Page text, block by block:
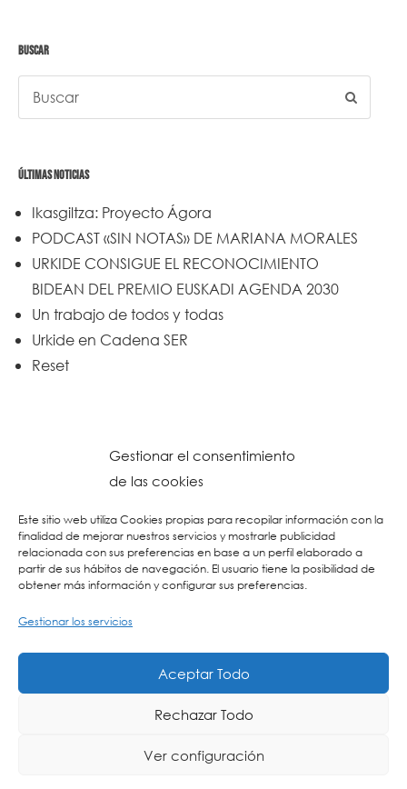
Gestionar el consentimiento
de las cookies
Este sitio web utiliza Cookies propias para recopilar información con la
finalidad de mejorar nuestros servicios y mostrarle publicidad
relacionada con sus preferencias en base a un perfil elaborado a
partir de sus hábitos de navegación. El usuario tiene la posibilidad de
obtener más información y configurar sus preferencias.
Gestionar los servicios
Aceptar Todo
Rechazar Todo
Ver configuración
BUSCAR
ÚLTIMAS NOTICIAS
Ikasgiltza: Proyecto Ágora
PODCAST «SIN NOTAS» DE MARIANA MORALES
URKIDE CONSIGUE EL RECONOCIMIENTO
BIDEAN DEL PREMIO EUSKADI AGENDA 2030
Un trabajo de todos y todas
Urkide en Cadena SER
Reset
Aviso Legal-Buzón Ético
La Consulta Creativa